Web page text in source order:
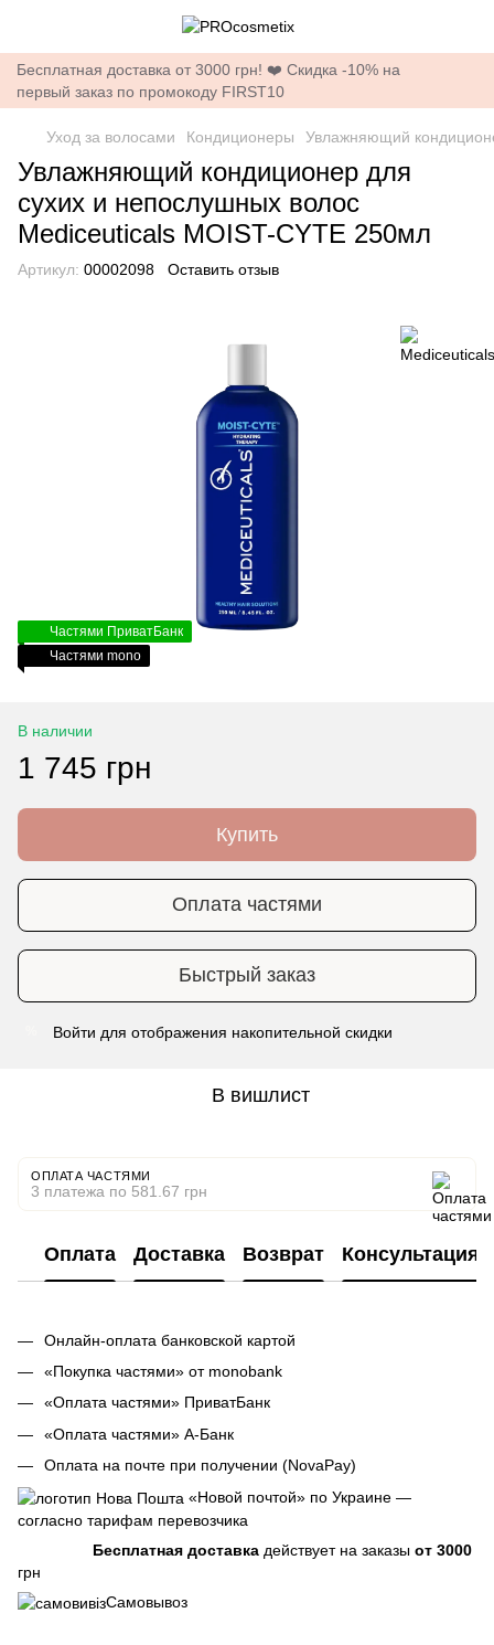
Бесплатная доставка от 3000 грн! ❤️ Скидка -10% на
первый заказ по промокоду FIRST10
Уход за волосами Кондиционеры Увлажняющий
Увлажняющий кондиционер для
сухих и непослушных волос
Mediceuticals MOIST-CYTE 250мл
Артикул: 00002098 Оставить отзыв
Частями ПриватБанк
Частями mono
В наличии
1 745 грн
Купить
Оплата частями
Быстрый заказ
Войти для отображения накопительной скидки
В вишлист
ОПЛАТА ЧАСТЯМИ
3 платежа по 581.67 грн
Оплата Доставка Возврат Консультация
Онлайн-оплата банковской картой
«Покупка частями» от monobank
«Оплата частями» ПриватБанк
«Оплата частями» А-Банк
Оплата на почте при получении (NovaPay)
«Новой почтой» по Украине —
согласно тарифам перевозчика
Бесплатная доставка действует на заказы от 3000
грн
Самовывоз